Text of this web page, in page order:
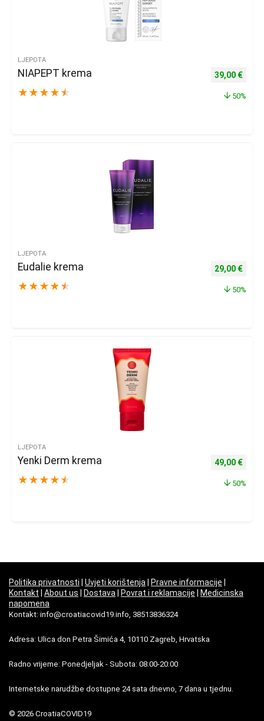
LJEPOTA
NIAPEPT krema
★ ★ ★ ★ ★
Izvorna
39,00 €
50%
LJEPOTA
Eudalie krema
★ ★ ★ ★ ★
Izvorna
29,00 €
50%
LJEPOTA
Yenki Derm krema
★ ★ ★ ★ ★
Izvorna
49,00 €
50%
Politika privatnosti | Uvjeti korištenja | Pravne informacije |
Kontakt | About us | Dostava | Povrat i reklamacije | Medicinska
napomena
Kontakt: info@croatiacovid19.info, 38513836324
Adresa: Ulica don Petra Šimića 4, 10110 Zagreb, Hrvatska
Radno vrijeme: Ponedjeljak - Subota: 08:00-20:00
Internetske narudžbe dostupne 24 sata dnevno, 7 dana u tjednu.
© 2026 CroatiaCOVID19